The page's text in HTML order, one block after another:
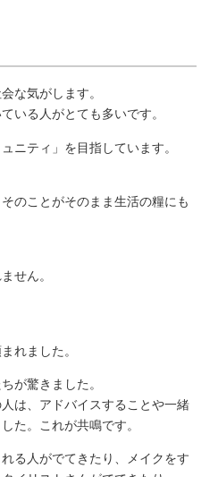
な気がします。
いる人がとても多いです。
ニティ」を目指しています。
のことがそのまま生活の糧にも
せん。
れました。
が驚きました。
は、アドバイスすることや一緒
た。これが共鳴です。
る人がでてきたり、メイクをす